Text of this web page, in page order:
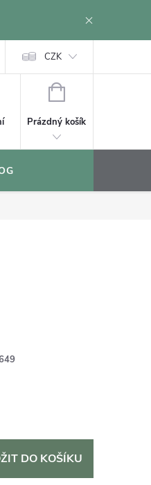
CZK
NÁKUPNÍ
Prázdný košík
DO KOŠÍKU